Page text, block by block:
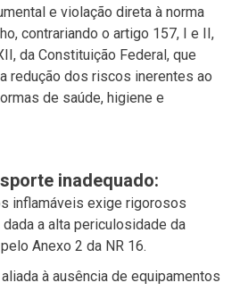
e violação direta à norma
contrariando o artigo 157, I e II,
da Constituição Federal, que
redução dos riscos inerentes ao
de saúde, higiene e
inadequado:
inflamáveis exige rigorosos
a alta periculosidade da
Anexo 2 da NR 16.
à ausência de equipamentos